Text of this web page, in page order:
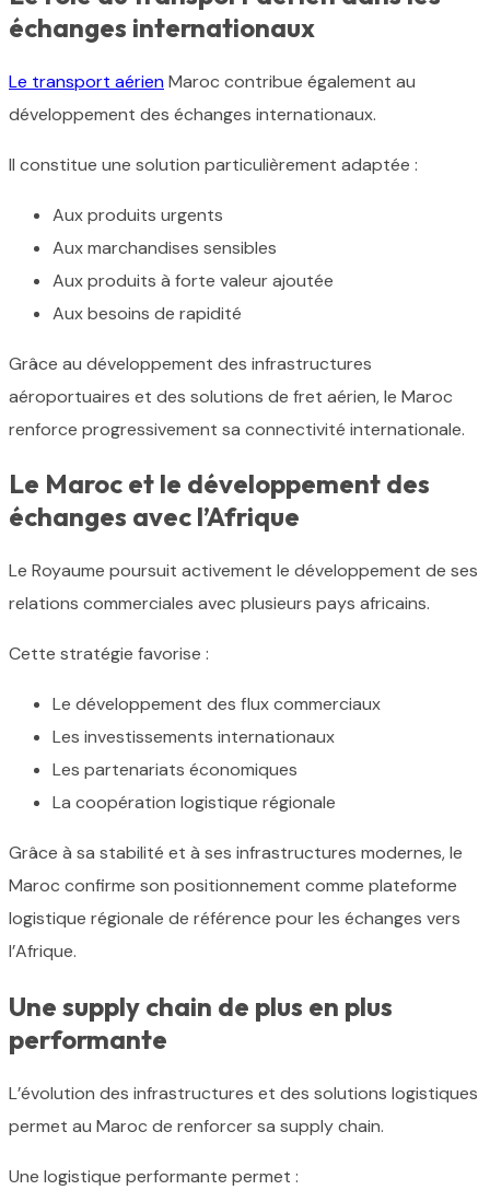
échanges internationaux
Le transport aérienMaroc contribue également au
développement des échanges internationaux.
Il constitue une solution particulièrement adaptée :
Aux produits urgents
Aux marchandises sensibles
Aux produits à forte valeur ajoutée
Aux besoins de rapidité
Grâce au développement des infrastructures
aéroportuaires et des solutions de fret aérien, le Maroc
renforce progressivement sa connectivité internationale.
Le Maroc et le développement des
échanges avec l’Afrique
Le Royaume poursuit activement le développement de ses
relations commerciales avec plusieurs pays africains.
Cette stratégie favorise :
Le développement des flux commerciaux
Les investissements internationaux
Les partenariats économiques
La coopération logistique régionale
Grâce à sa stabilité et à ses infrastructures modernes, le
Maroc confirme son positionnement comme plateforme
logistique régionale de référence pour les échanges vers
l’Afrique.
Une supply chain de plus en plus
performante
L’évolution des infrastructures et des solutions logistiques
permet au Maroc de renforcer sa supply chain.
Une logistique performante permet :